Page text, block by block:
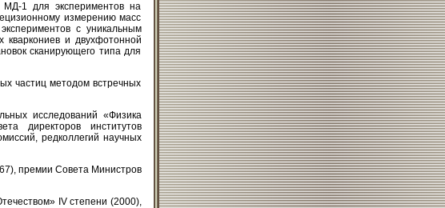
МД-1 для экспериментов на
измерению масс
с уникальным
и двухфотонной
сканирующего типа для
частиц методом встречных
исследований «Физика
директоров институтов
редколлегий научных
премии Совета Министров
IV степени (2000),